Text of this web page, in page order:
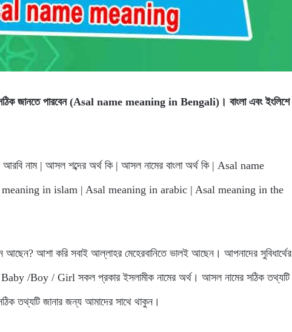
সঠিক জানতে পারবেন (Asal name meaning in Bengali)। বাংলা এবং ইংলিশে
নাম | আসল শব্দের অর্থ কি | আসল নামের বাংলা অর্থ কি | Asal name
in islam | Asal meaning in arabic | Asal meaning in the
আশা করি সবাই আল্লাহর মেহেরবানিতে ভালই আছেন। আপনাদের সুবিধার্থের
/Boy / Girl সকল প্রকার ইসলামীক নামের অর্থ। আসল নামের সঠিক তথ্যটি
তথ্যটি জানার জন্য আমাদের সাথে থাকুন।